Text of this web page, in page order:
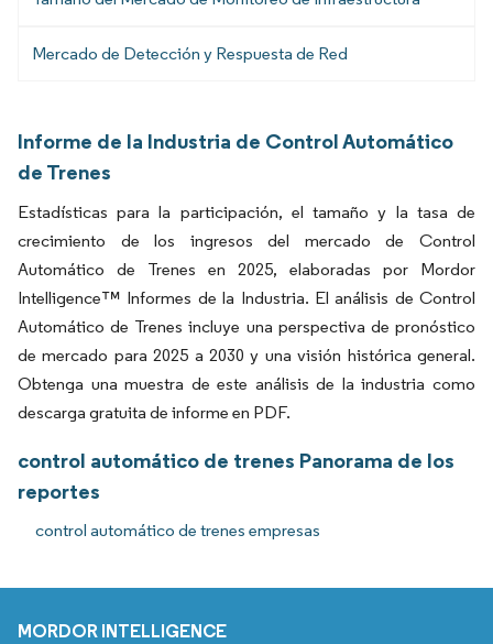
Mercado de Detección y Respuesta de Red
Informe de la Industria de Control Automático
de Trenes
Estadísticas para la participación, el tamaño y la tasa de
crecimiento de los ingresos del mercado de Control
Automático de Trenes en 2025, elaboradas por Mordor
Intelligence™ Informes de la Industria. El análisis de Control
Automático de Trenes incluye una perspectiva de pronóstico
de mercado para 2025 a 2030 y una visión histórica general.
Obtenga una muestra de este análisis de la industria como
descarga gratuita de informe en PDF.
control automático de trenes Panorama de los
reportes
control automático de trenes empresas
MORDOR INTELLIGENCE